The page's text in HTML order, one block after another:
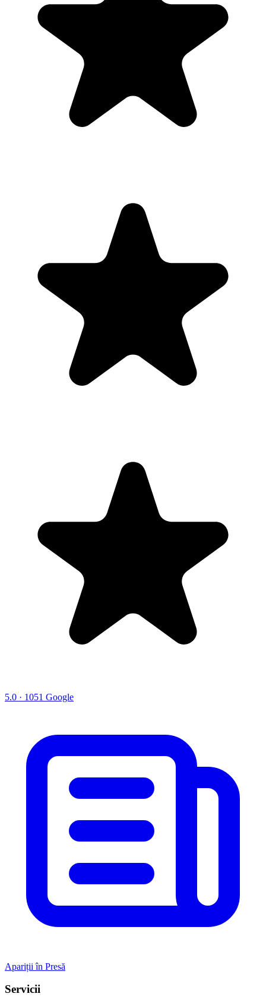
5.0 · 1051 Google
Apariții în Presă
Servicii